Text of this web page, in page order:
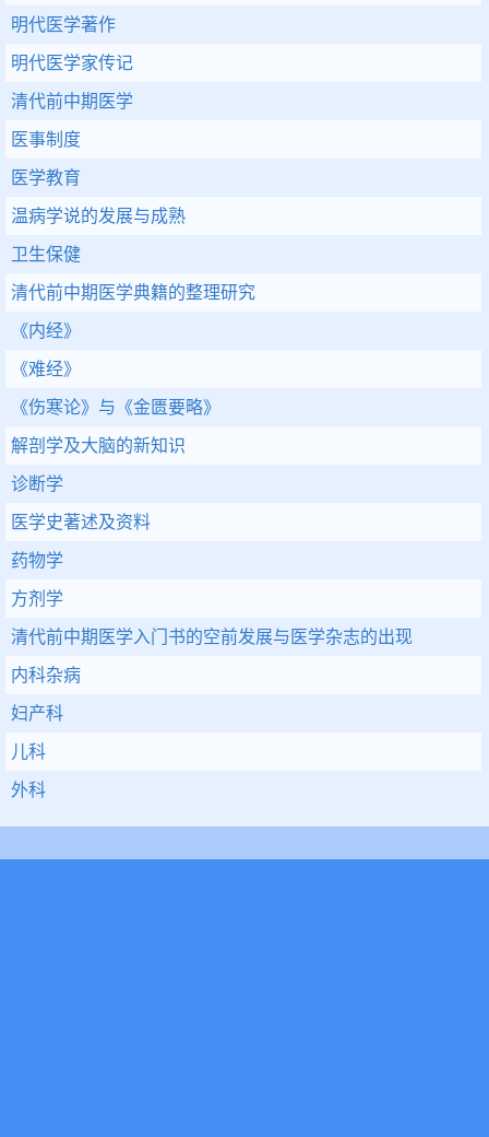
明代医学著作
明代医学家传记
清代前中期医学
医事制度
医学教育
温病学说的发展与成熟
卫生保健
清代前中期医学典籍的整理研究
《内经》
《难经》
《伤寒论》与《金匮要略》
解剖学及大脑的新知识
诊断学
医学史著述及资料
药物学
方剂学
清代前中期医学入门书的空前发展与医学杂志的出现
内科杂病
妇产科
儿科
外科